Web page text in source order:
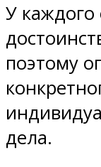
У каждого
поэтому
дела.